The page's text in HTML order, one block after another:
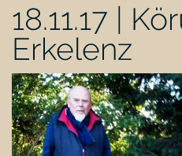
18.11.17 |
Erkelenz